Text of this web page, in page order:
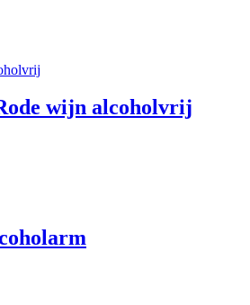
wijn alcoholvrij